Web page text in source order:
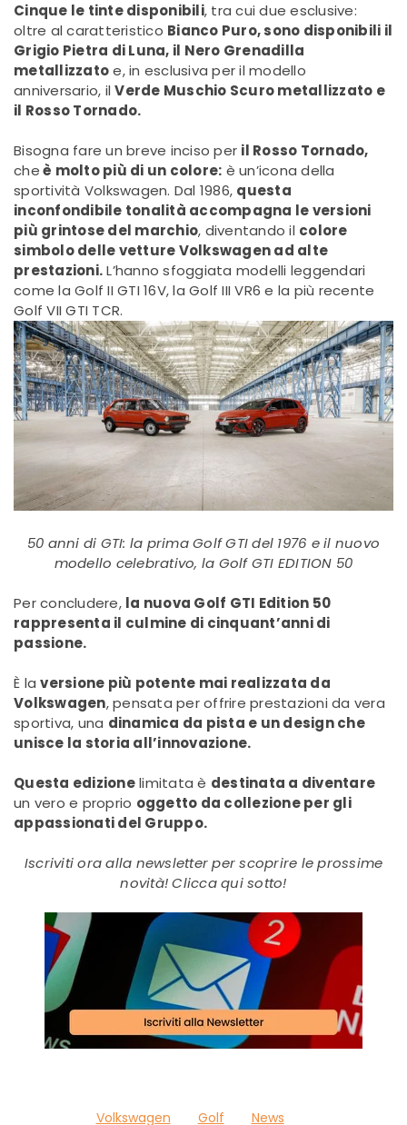
Cinque le tinte disponibili, tra cui due esclusive:
oltre al caratteristico Bianco Puro, sono disponibili il
Grigio Pietra di Luna, il Nero Grenadilla
metallizzatoe, in esclusiva per il modello
anniversario, ilVerde Muschio Scuro metallizzato e
il Rosso Tornado.
Bisogna fare un breve inciso per il Rosso Tornado,
cheè molto più di un colore: è un’icona della
sportività Volkswagen. Dal 1986, questa
inconfondibile tonalità accompagna le versioni
più grintose del marchio, diventando il colore
simbolo delle vetture Volkswagen ad alte
prestazioni.L’hanno sfoggiata modelli leggendari
come la Golf II GTI 16V, la Golf III VR6 e la più recente
Golf VII GTI TCR.
50 anni di GTI: la prima Golf GTI del 1976 e il nuovo
modello celebrativo, la Golf GTI EDITION 50
Per concludere, la nuova Golf GTI Edition 50
rappresenta il culmine di cinquant’anni di
passione.
È laversione più potente mai realizzata da
Volkswagen, pensata per offrire prestazioni da vera
sportiva, una dinamica da pista e un design che
unisce la storia all’innovazione.
Questa edizionelimitata è destinata a diventare
un vero e proprio oggetto da collezione per gli
appassionati del Gruppo.
Iscriviti ora alla newsletter per scoprire le prossime
novità! Clicca qui sotto!
Volkswagen Golf News